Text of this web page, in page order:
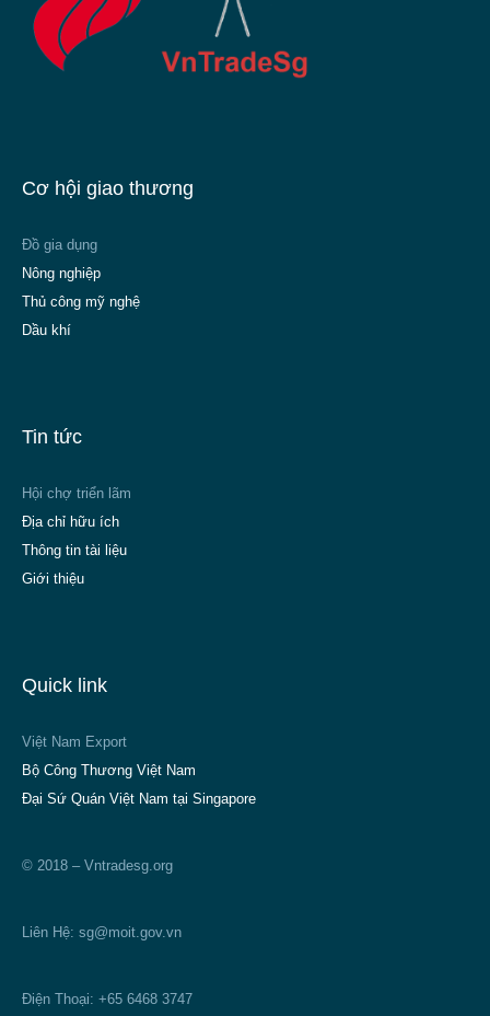
Cơ hội giao thương
Đồ gia dụng
Nông nghiệp
Thủ công mỹ nghệ
Dầu khí
Tin tức
Hội chợ triển lãm
Địa chỉ hữu ích
Thông tin tài liệu
Giới thiệu
Quick link
Việt Nam Export
Bộ Công Thương Việt Nam
Đại Sứ Quán Việt Nam tại Singapore
© 2018 – Vntradesg.org
Liên Hệ: sg@moit.gov.vn
Điện Thoại: +65 6468 3747